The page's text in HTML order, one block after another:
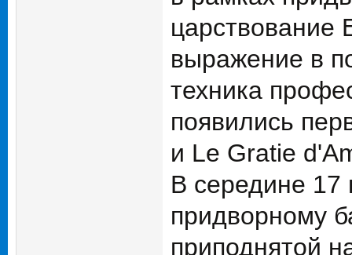
выражение в
техника
появились
и Le Gratie
В середине 17
придворному
приподнятой